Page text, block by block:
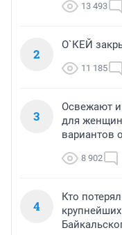
13 493
2
О`КЕЙ
11 185
3
Освежают
для
вариантов
8 902
4
Кто